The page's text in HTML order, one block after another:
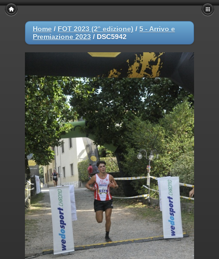
Home / FOT 2023 (2° edizione) / 5 - Arrivo e
Premiazione 2023 / DSC5942